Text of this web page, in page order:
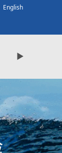
English
►